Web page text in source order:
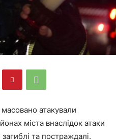
атакували
міста внаслідок атаки
та постраждалі.